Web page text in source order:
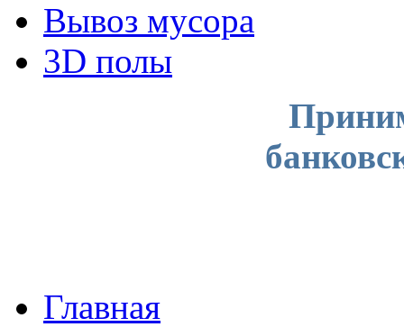
Вывоз мусора
3D полы
Главная